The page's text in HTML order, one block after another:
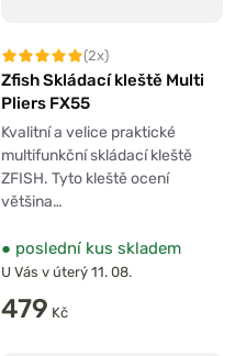
(2x)
Zfish Skládací kleště Multi
Pliers FX55
Kvalitní a velice praktické
multifunkční skládací kleště
ZFISH. Tyto kleště ocení
většina…
● poslední kus skladem
U Vás v úterý 11. 08.
479 Kč